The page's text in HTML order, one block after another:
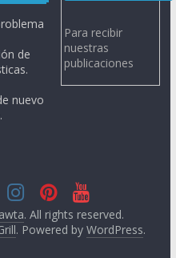
de
nuevo
Para recibir
nuestras
publicaciones
. All rights reserved.
. Powered by WordPress.